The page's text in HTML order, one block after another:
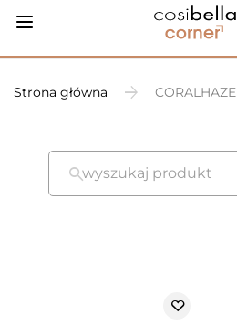
Strona główna CORALHAZE
wyszukaj produkt